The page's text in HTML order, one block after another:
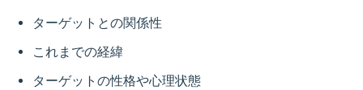
ターゲットとの関係性
これまでの経緯
ターゲットの性格や心理状態